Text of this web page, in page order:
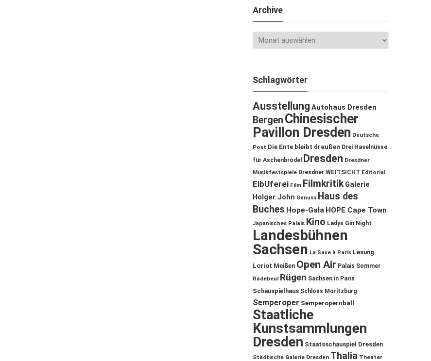
Archive
Schlagwörter
Ausstellung Autohaus Dresden
Bergen Chinesischer
Pavillon Dresden Deutsche
Post Die Ente bleibt draußen Drei Haselnüsse
für Aschenbrödel
Dresden Dresdner
Musikfestspiele Dresdner WEITSICHT Editorial
ElbUferei Film Filmkritik Galerie
Holger John Genuss Haus des
Buches Hope-Gala HOPE Cape Town
Japanisches Palais Kino Ladys Gin Night
Landesbühnen
Sachsen La Saxe à Paris Lesung
Loriot Meißen Open Air Palais Sommer
Radebeul Rügen Sachsen in Paris
Schauspielhaus Schloss Moritzburg
Semperoper Semperopernball
Staatliche
Kunstsammlungen
Dresden Staatsschauspiel Dresden
Städtische Galerie Dresden Thalia Theater